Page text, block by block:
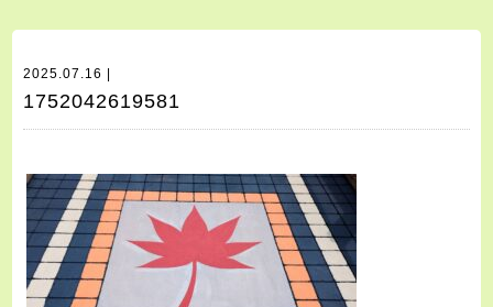
2025.07.16 |
1752042619581